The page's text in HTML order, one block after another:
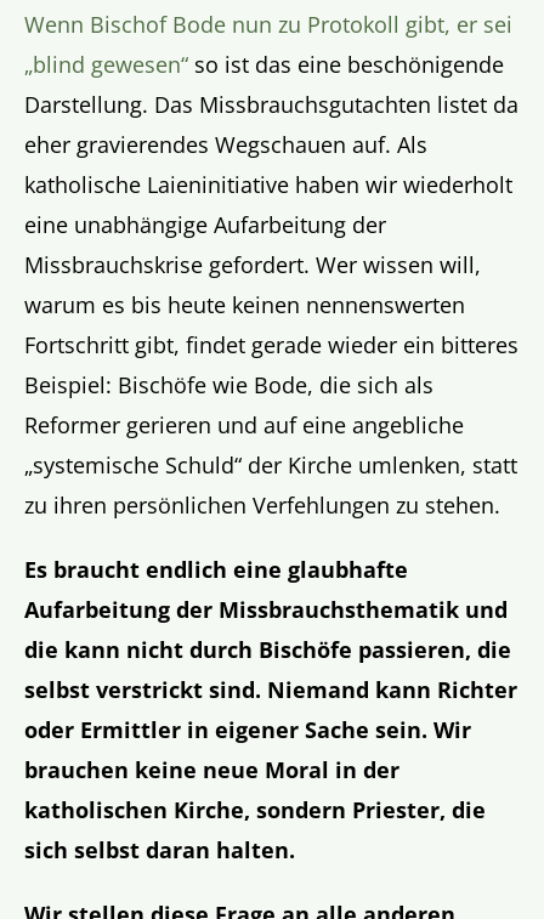
Wenn Bischof Bode nun zu Protokoll gibt, er sei
„blind gewesen“ so ist das eine beschönigende
Darstellung. Das Missbrauchsgutachten listet da
eher gravierendes Wegschauen auf. Als
katholische Laieninitiative haben wir wiederholt
eine unabhängige Aufarbeitung der
Missbrauchskrise gefordert. Wer wissen will,
warum es bis heute keinen nennenswerten
Fortschritt gibt, findet gerade wieder ein bitteres
Beispiel: Bischöfe wie Bode, die sich als
Reformer gerieren und auf eine angebliche
„systemische Schuld“ der Kirche umlenken, statt
zu ihren persönlichen Verfehlungen zu stehen.
Es braucht endlich eine glaubhafte
Aufarbeitung der Missbrauchsthematik und
die kann nicht durch Bischöfe passieren, die
selbst verstrickt sind. Niemand kann Richter
oder Ermittler in eigener Sache sein. Wir
brauchen keine neue Moral in der
katholischen Kirche, sondern Priester, die
sich selbst daran halten.